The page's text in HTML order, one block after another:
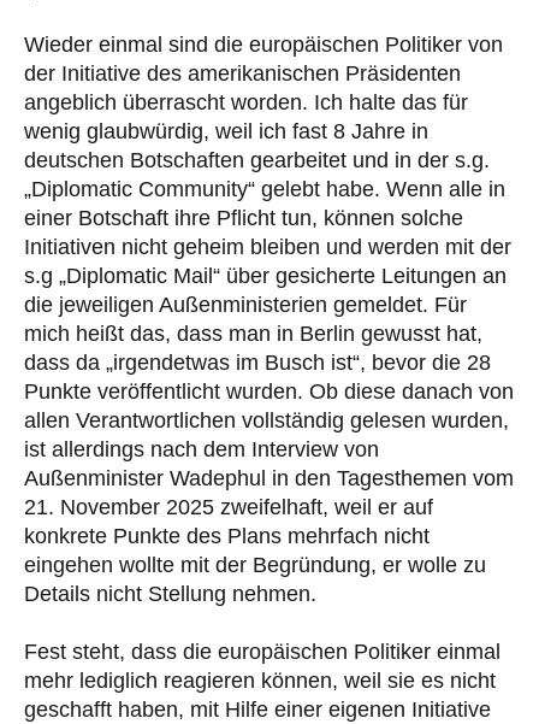
Wieder einmal sind die europäischen Politiker von
der Initiative des amerikanischen Präsidenten
angeblich überrascht worden. Ich halte das für
wenig glaubwürdig, weil ich fast 8 Jahre in
deutschen Botschaften gearbeitet und in der s.g.
„Diplomatic Community“ gelebt habe. Wenn alle in
einer Botschaft ihre Pflicht tun, können solche
Initiativen nicht geheim bleiben und werden mit der
s.g „Diplomatic Mail“ über gesicherte Leitungen an
die jeweiligen Außenministerien gemeldet. Für
mich heißt das, dass man in Berlin gewusst hat,
dass da „irgendetwas im Busch ist“, bevor die 28
Punkte veröffentlicht wurden. Ob diese danach von
allen Verantwortlichen vollständig gelesen wurden,
ist allerdings nach dem Interview von
Außenminister Wadephul in den Tagesthemen vom
21. November 2025 zweifelhaft, weil er auf
konkrete Punkte des Plans mehrfach nicht
eingehen wollte mit der Begründung, er wolle zu
Details nicht Stellung nehmen.
Fest steht, dass die europäischen Politiker einmal
mehr lediglich reagieren können, weil sie es nicht
geschafft haben, mit Hilfe einer eigenen Initiative